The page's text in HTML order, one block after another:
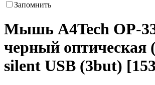
Запомнить
Мышь A4Tech OP-
черный оптическая
silent USB (3but)